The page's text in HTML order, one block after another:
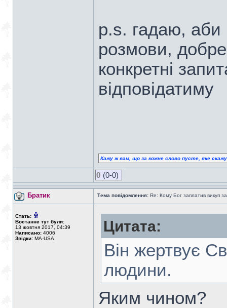
p.s. гадаю, аби
розмови,
конкретні
відповідатиму
Кажу ж вам, що за кожне слово пусте, яке
0 (0-0)
Братик Тема повідомлення: Re: Кому Бог заплатив викуп
Стать:
Востаннє тут були:
13 жовтня 2017, 04:39
Написано: 4006
Звідки: MA-USA
Цитата:
Він жертвує
людини.
Яким чином?